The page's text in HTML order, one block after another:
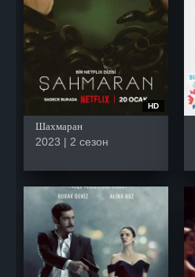
HD
Шахмаран
2023 | 2 сезон